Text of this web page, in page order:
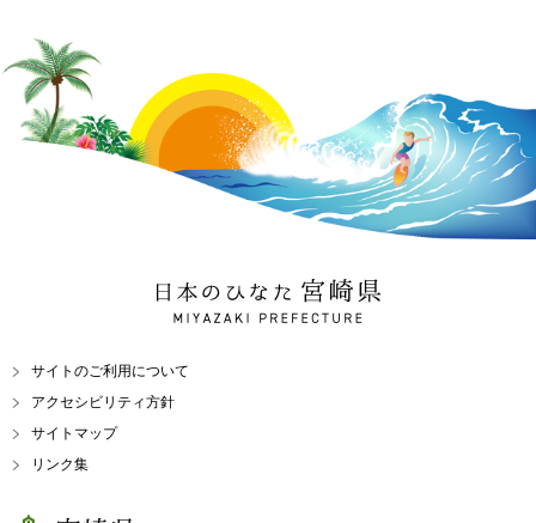
日本のひなた 宮崎県
MIYAZAKI PREFECTURE
サイトのご利用について
アクセシビリティ方針
サイトマップ
リンク集